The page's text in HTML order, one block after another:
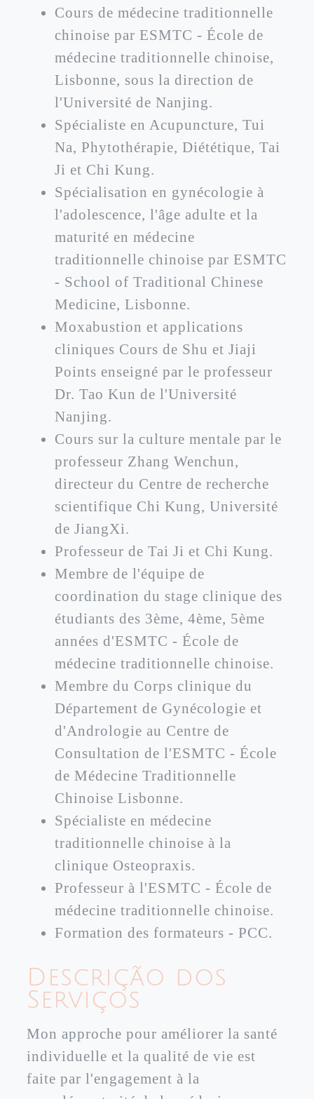
Cours de médecine traditionnelle
chinoise par ESMTC - École de
médecine traditionnelle chinoise,
Lisbonne, sous la direction de
l'Université de Nanjing.
Spécialiste en Acupuncture, Tui
Na, Phytothérapie, Diététique, Tai
Ji et Chi Kung.
Spécialisation en gynécologie à
l'adolescence, l'âge adulte et la
maturité en médecine
traditionnelle chinoise par ESMTC
- School of Traditional Chinese
Medicine, Lisbonne.
Moxabustion et applications
cliniques Cours de Shu et Jiaji
Points enseigné par le professeur
Dr. Tao Kun de l'Université
Nanjing.
Cours sur la culture mentale par le
professeur Zhang Wenchun,
directeur du Centre de recherche
scientifique Chi Kung, Université
de JiangXi.
Professeur de Tai Ji et Chi Kung.
Membre de l'équipe de
coordination du stage clinique des
étudiants des 3ème, 4ème, 5ème
années d'ESMTC - École de
médecine traditionnelle chinoise.
Membre du Corps clinique du
Département de Gynécologie et
d'Andrologie au Centre de
Consultation de l'ESMTC - École
de Médecine Traditionnelle
Chinoise Lisbonne.
Spécialiste en médecine
traditionnelle chinoise à la
clinique Osteopraxis.
Professeur à l'ESMTC - École de
médecine traditionnelle chinoise.
Formation des formateurs - PCC.
Descrição dos
Serviços
Mon approche pour améliorer la santé
individuelle et la qualité de vie est
faite par l'engagement à la